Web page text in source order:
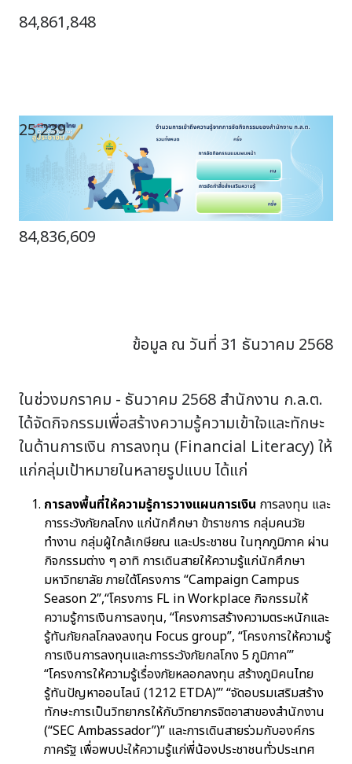
84,861,848
25,239
84,836,609
ข้อมูล ณ วันที่ 31 ธันวาคม 2568
ในช่วงมกราคม - ธันวาคม 2568 สำนักงาน ก.ล.ต.
ได้จัดกิจกรรมเพื่อสร้างความรู้ความเข้าใจและทักษะ
ในด้านการเงิน การลงทุน (Financial Literacy) ให้
แก่กลุ่มเป้าหมายในหลายรูปแบบ ได้แก่
การลงพื้นที่ให้ความรู้การวางแผนการเงิน การลงทุน และ
การระวังภัยกลโกง แก่นักศึกษา ข้าราชการ กลุ่มคนวัย
ทำงาน กลุ่มผู้ใกล้เกษียณ และประชาชน ในทุกภูมิภาค ผ่าน
กิจกรรมต่าง ๆ อาทิ การเดินสายให้ความรู้แก่นักศึกษา
มหาวิทยาลัย ภายใต้โครงการ “Campaign Campus
Season 2”,“โครงการ FL in Workplace กิจกรรมให้
ความรู้การเงินการลงทุน, “โครงการสร้างความตระหนักและ
รู้ทันภัยกลโกลงลงทุน Focus group”, “โครงการให้ความรู้
การเงินการลงทุนและการระวังภัยกลโกง 5 ภูมิภาค”’
“โครงการให้ความรู้เรื่องภัยหลอกลงทุน สร้างภูมิคนไทย
รู้ทันปัญหาออนไลน์ (1212 ETDA)”’ “จัดอบรมเสริมสร้าง
ทักษะการเป็นวิทยากรให้กับวิทยากรจิตอาสาของสำนักงาน
(“SEC Ambassador”)” และการเดินสายร่วมกับองค์กร
ภาครัฐ เพื่อพบปะให้ความรู้แก่พี่น้องประชาชนทั่วประเทศ